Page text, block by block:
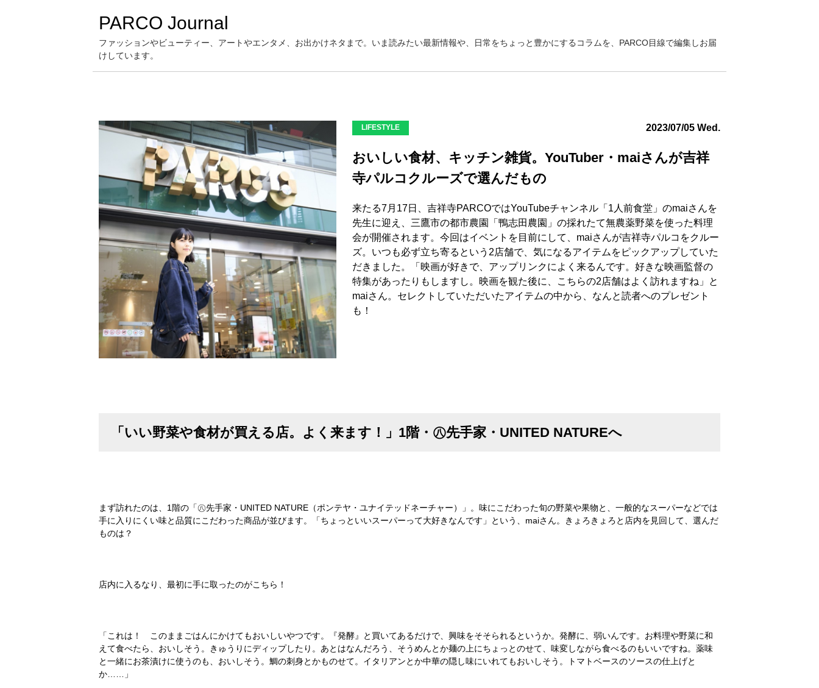
PARCO Journal
ファッションやビューティー、アートやエンタメ、お出かけネタまで。いま読みたい最新情報や、日常をちょっと豊かにするコラムを、PARCO目線で編集しお届
けしています。
LIFESTYLE 2023/07/05 Wed.
おいしい食材、キッチン雑貨。YouTuber・maiさんが吉祥
寺パルコクルーズで選んだもの
来たる7月17日、吉祥寺PARCOではYouTubeチャンネル「1人前食堂」のmaiさんを
先生に迎え、三鷹市の都市農園「鴨志田農園」の採れたて無農薬野菜を使った料理
会が開催されます。今回はイベントを目前にして、maiさんが吉祥寺パルコをクルー
ズ。いつも必ず立ち寄るという2店舗で、気になるアイテムをピックアップしていた
だきました。「映画が好きで、アップリンクによく来るんです。好きな映画監督の
特集があったりもしますし。映画を観た後に、こちらの2店舗はよく訪れますね」と
maiさん。セレクトしていただいたアイテムの中から、なんと読者へのプレゼント
も！
「いい野菜や食材が買える店。よく来ます！」1階・㊇先手家・UNITED NATUREへ
まず訪れたのは、1階の「㊇先手家・UNITED NATURE（ポンテヤ・ユナイテッドネーチャー）」。味にこだわった旬の野菜や果物と、一般的なスーパーなどでは
手に入りにくい味と品質にこだわった商品が並びます。「ちょっといいスーパーって大好きなんです」という、maiさん。きょろきょろと店内を見回して、選んだ
ものは？
店内に入るなり、最初に手に取ったのがこちら！
「これは！ このままごはんにかけてもおいしいやつです。『発酵』と買いてあるだけで、興味をそそられるというか。発酵に、弱いんです。お料理や野菜に和
えて食べたら、おいしそう。きゅうりにディップしたり。あとはなんだろう、そうめんとか麺の上にちょっとのせて、味変しながら食べるのもいいですね。薬味
と一緒にお茶漬けに使うのも、おいしそう。鯛の刺身とかものせて。イタリアンとか中華の隠し味にいれてもおいしそう。トマトベースのソースの仕上げと
か……」